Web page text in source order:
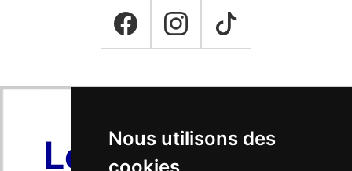
Nous utilisons des